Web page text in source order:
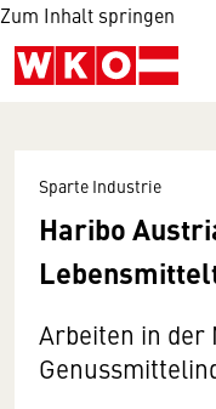
Zum Inhalt springen
Sparte Industrie
Haribo
Arbeiten in der